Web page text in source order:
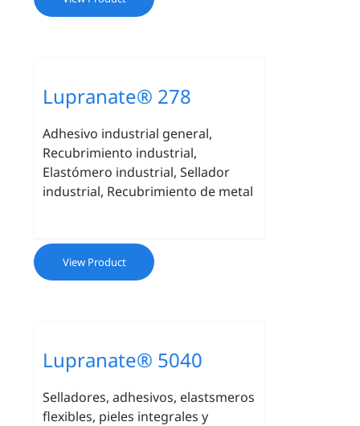
Lupranate® 278
Adhesivo industrial general,
Recubrimiento industrial,
Elastómero industrial, Sellador
industrial, Recubrimiento de metal
View Product
Lupranate® 5040
Selladores, adhesivos, elastsmeros
flexibles, pieles integrales y